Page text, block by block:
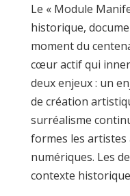
Le « Module
historique,
moment du
cœur actif qui
deux enjeux : un
de création
surréalisme
formes les artistes
numériques. Les
contexte